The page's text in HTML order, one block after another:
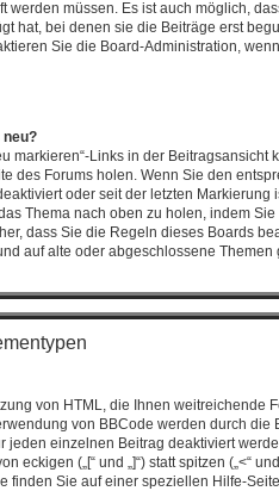
werden müssen. Es ist auch möglich,
hat, bei denen sie die Beiträge erst
Sie die Board-Administration,
neu?
markieren“-Links in der Beitragsansicht
des Forums holen. Wenn Sie den
oder seit der letzten Markierung
Thema nach oben zu holen, indem
dass Sie die Regeln dieses Boards
auf alte oder abgeschlossene Themen
von HTML, die Ihnen weitreichende
von BBCode werden durch
jeden einzelnen Beitrag deaktiviert
eckigen („[“ und „]“) statt spitzen („<“
finden Sie auf einer speziellen Hilfe-